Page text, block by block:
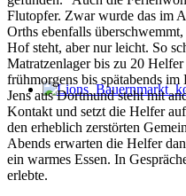
Flutopfer. Zwar wurde das im
Orths ebenfalls
Hof steht, aber nur leicht. So
Matratzenlager bis zu 20
frühmorgens bis spätabends
Jens aus Dortmund steht mit
Kontakt und setzt die Helfer
den erheblich zerstörten
Abends erwarten die Helfer
ein warmes Essen. In
erlebte.